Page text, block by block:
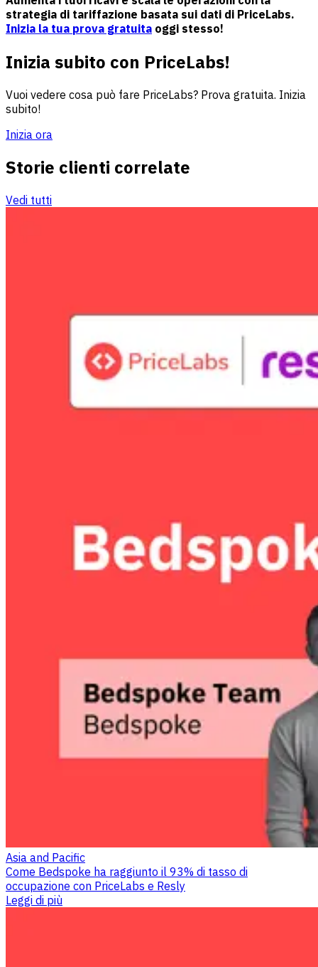
strategia di tariffazione basata sui dati di PriceLabs.
Inizia la tua prova gratuita oggi stesso!
Inizia subito con PriceLabs!
Vuoi vedere cosa può fare PriceLabs? Prova gratuita. Inizia
subito!
Inizia ora
Storie clienti correlate
Vedi tutti
Asia and Pacific
Come Bedspoke ha raggiunto il 93% di tasso di
occupazione con PriceLabs e Resly
Leggi di più